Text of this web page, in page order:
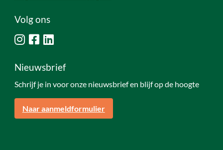
Volg ons
Nieuwsbrief
Schrijf je in voor onze nieuwsbrief en blijf op de hoogte
Naar aanmeldformulier